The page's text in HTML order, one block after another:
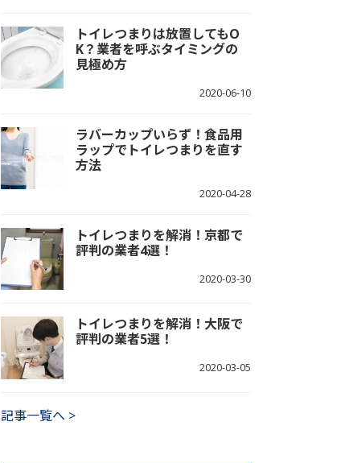
トイレつまりは放置してもO
K？業者を呼ぶタイミングの
見極め方
2020-06-10
ラバーカップいらず！食品用
ラップでトイレつまりを直す
方法
2020-04-28
トイレつまりを解消！京都で
評判の業者4選！
2020-03-30
トイレつまりを解消！大阪で
評判の業者5選！
2020-03-05
記事一覧へ >